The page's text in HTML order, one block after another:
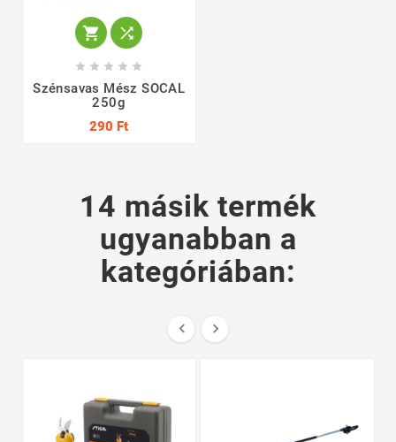
 
    
Szénsavas Mész SOCAL
250g
290 Ft
14 másik termék
ugyanabban a
kategóriában:
 